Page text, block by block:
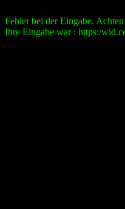
Fehler bei der Eingabe.
Ihre Eingabe war : https:/